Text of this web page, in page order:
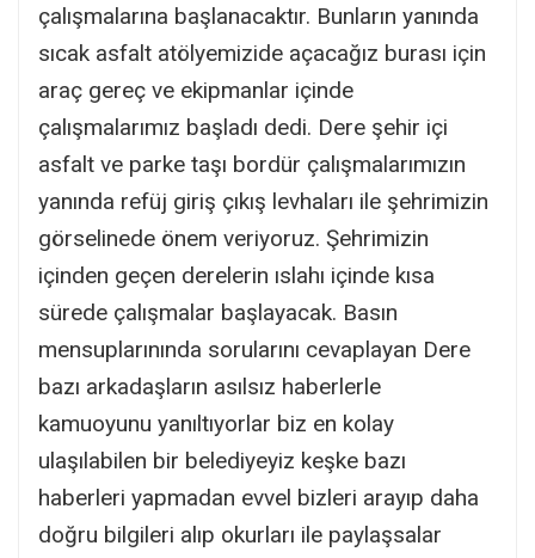
çalışmalarına başlanacaktır. Bunların yanında
sıcak asfalt atölyemizide açacağız burası için
araç gereç ve ekipmanlar içinde
çalışmalarımız başladı dedi. Dere şehir içi
asfalt ve parke taşı bordür çalışmalarımızın
yanında refüj giriş çıkış levhaları ile şehrimizin
görselinede önem veriyoruz. Şehrimizin
içinden geçen derelerin ıslahı içinde kısa
sürede çalışmalar başlayacak. Basın
mensuplarınında sorularını cevaplayan Dere
bazı arkadaşların asılsız haberlerle
kamuoyunu yanıltıyorlar biz en kolay
ulaşılabilen bir belediyeyiz keşke bazı
haberleri yapmadan evvel bizleri arayıp daha
doğru bilgileri alıp okurları ile paylaşsalar